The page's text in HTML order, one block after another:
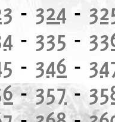
- 324 -
- 335 -
- 346 -
-357-